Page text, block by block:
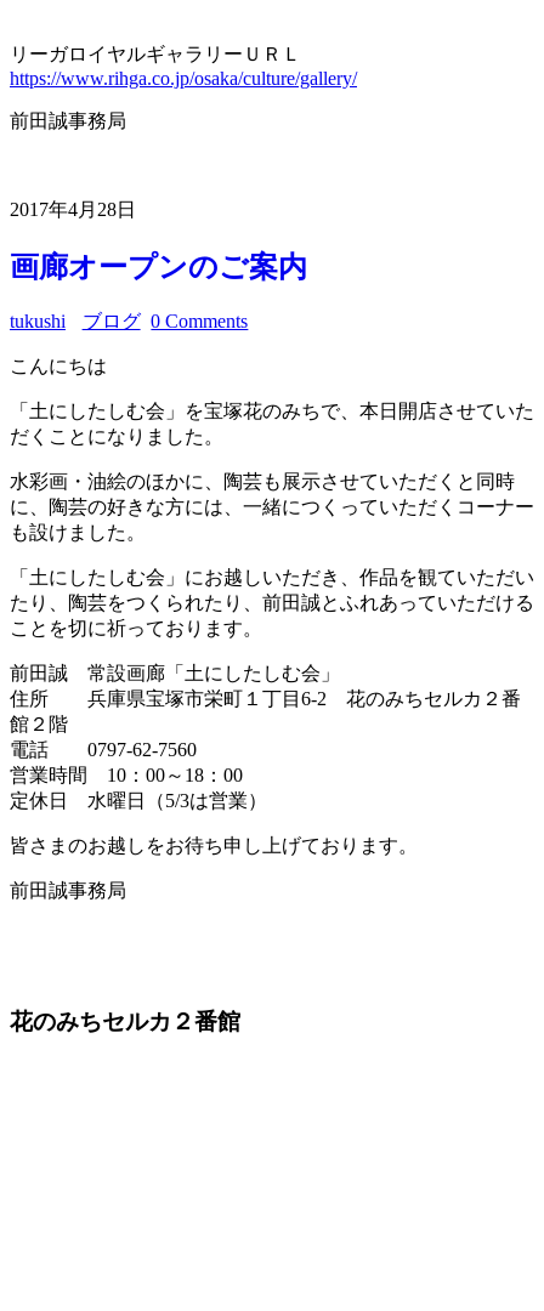
リーガロイヤルギャラリーＵＲＬ
https://www.rihga.co.jp/osaka/culture/gallery/
前田誠事務局
2017年4月28日
画廊オープンのご案内
tukushi ブログ 0 Comments
こんにちは
「土にしたしむ会」を宝塚花のみちで、本日開店させていた
だくことになりました。
水彩画・油絵のほかに、陶芸も展示させていただくと同時
に、陶芸の好きな方には、一緒につくっていただくコーナー
も設けました。
「土にしたしむ会」にお越しいただき、作品を観ていただい
たり、陶芸をつくられたり、前田誠とふれあっていただける
ことを切に祈っております。
前田誠 常設画廊「土にしたしむ会」
住所 兵庫県宝塚市栄町１丁目6-2 花のみちセルカ２番
館２階
電話 0797-62-7560
営業時間 10：00～18：00
定休日 水曜日（5/3は営業）
皆さまのお越しをお待ち申し上げております。
前田誠事務局
花のみちセルカ２番館